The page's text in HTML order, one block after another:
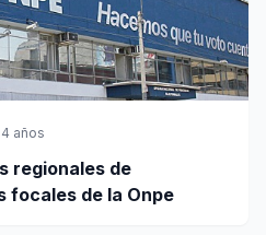
años
regionales de
focales de la Onpe